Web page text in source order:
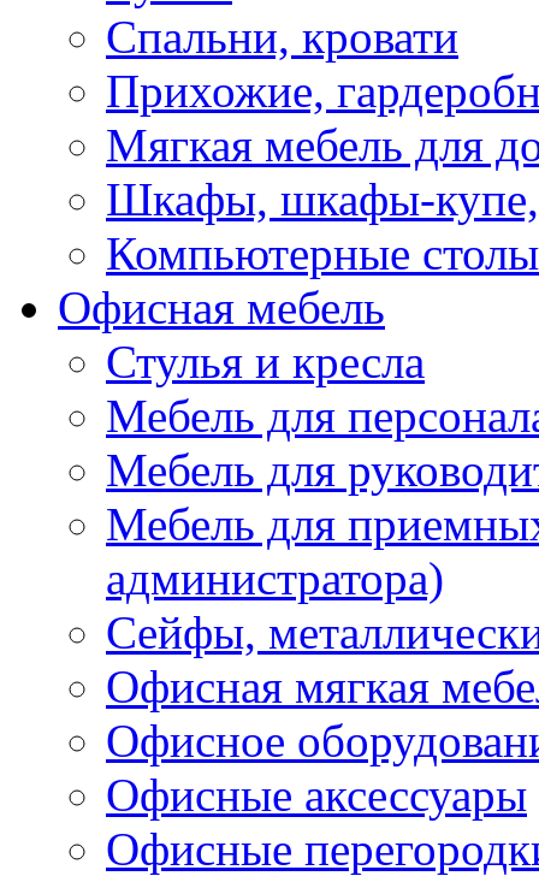
Спальни, кровати
Прихожие,
Мягкая мебель для
Шкафы, шкафы-купе,
Компьютерные столы
Офисная мебель
Стулья и кресла
Мебель для
Мебель для
Мебель для
администратора)
Сейфы,
Офисная мягкая
Офисное
Офисные аксессуары
Офисные